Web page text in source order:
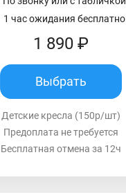
1 час ожидания бесплатно
1 890 ₽
Выбрать
Детские кресла (150р/шт)
Предоплата не требуется
Бесплатная отмена за 12ч